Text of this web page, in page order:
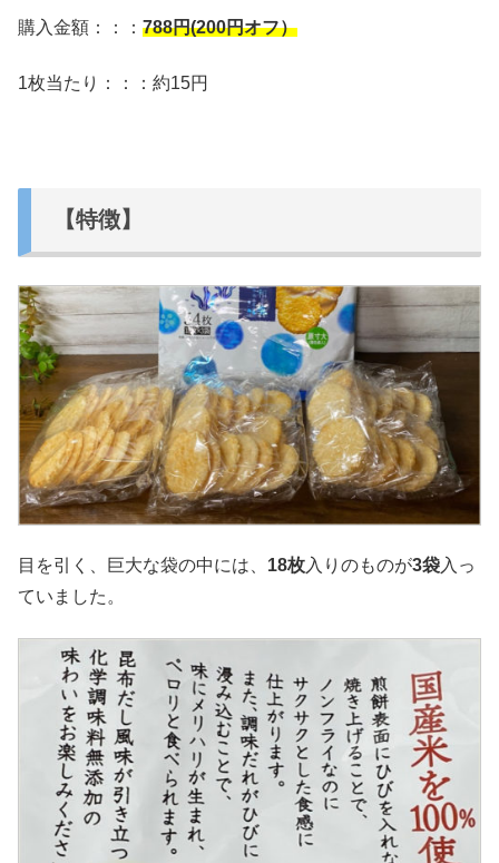
購入金額：：： 788円(200円オフ）
1枚当たり：：：約15円
【特徴】
目を引く、巨大な袋の中には、 18枚入りのものが3袋入っ
ていました。